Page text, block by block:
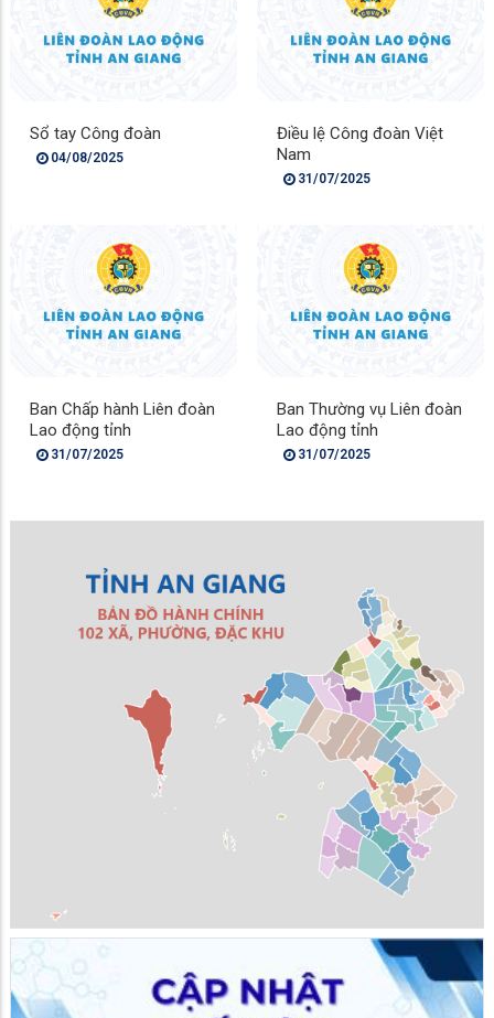
Sổ tay Công đoàn
04/08/2025
Điều lệ Công đoàn Việt
Nam
31/07/2025
Ban Chấp hành Liên đoàn
Lao động tỉnh
31/07/2025
Ban Thường vụ Liên đoàn
Lao động tỉnh
31/07/2025